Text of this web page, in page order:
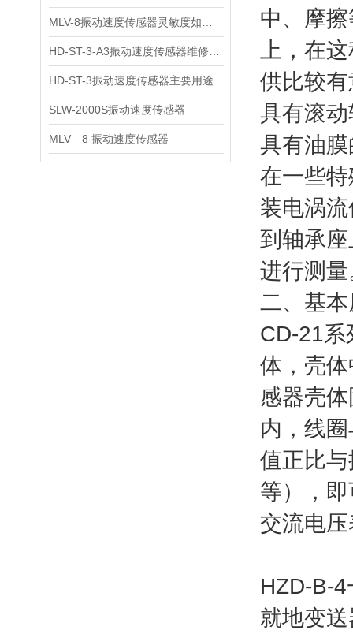
HD-ST-3振动速度传感器主要用途
SLW-2000S振动速度传感器
MLV—8 振动速度传感器
中、摩
上，在
供比较
具有滚
具有油
在一些
装电涡
到轴承
进行测量
二、基
CD-21系
体，壳
感器壳
内，线
值正比
等），
交流电
HZD-B-
就地变